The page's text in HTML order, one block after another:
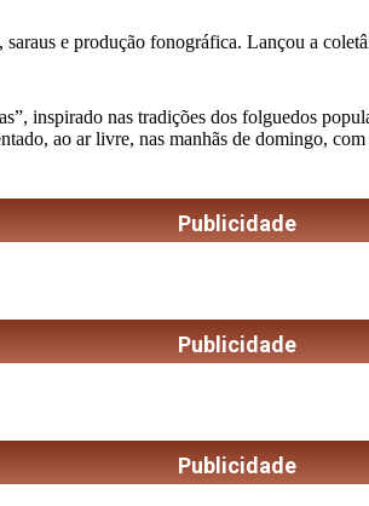
e produção fonográfica. Lançou a
inspirado nas tradições dos folguedos
ao ar livre, nas manhãs de domingo,
Publicidade
Publicidade
Publicidade